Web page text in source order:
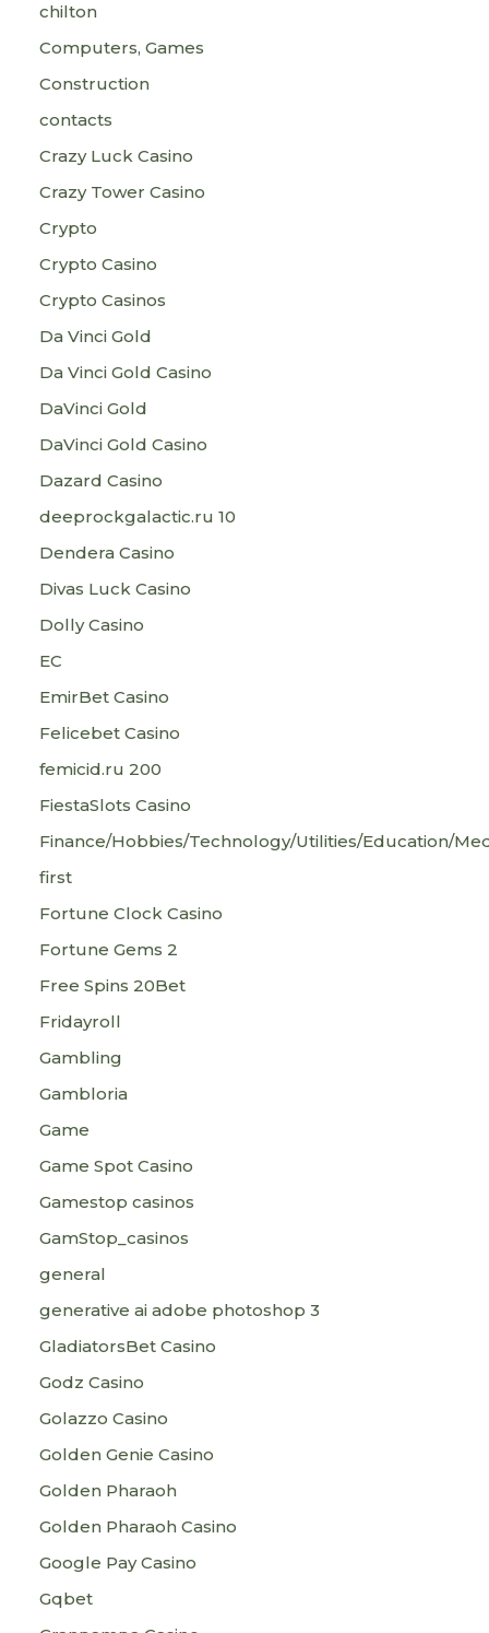
chilton
Computers, Games
Construction
contacts
Crazy Luck Casino
Crazy Tower Сasino
Crypto
Crypto Casino
Crypto Casinos
Da Vinci Gold
Da Vinci Gold Casino
DaVinci Gold
DaVinci Gold Casino
Dazard Casino
deeprockgalactic.ru 10
Dendera Casino
Divas Luck Casino
Dolly Casino
EC
EmirBet Casino
Felicebet Casino
femicid.ru 200
FiestaSlots Casino
Finance/Hobbies/Technology/Utilities/Education/
first
Fortune Clock Casino
Fortune Gems 2
Free Spins 20Bet
Fridayroll
Gambling
Gambloria
Game
Game Spot Casino
Gamestop casinos
GamStop_casinos
general
generative ai adobe photoshop 3
GladiatorsBet Casino
Godz Casino
Golazzo Casino
Golden Genie Casino
Golden Pharaoh
Golden Pharaoh Casino
Google Pay Casino
Gqbet